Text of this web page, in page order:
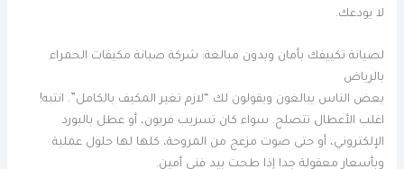
لا يودعك.
لصيانة تكييفك بأمان وبدون مبالغة: شركة صيانة مكيفات الحمراء
بالرياض
بعض الناس يبالغون ويقولون لك “لازم تغير المكيف بالكامل”. انتبه!
اغلب الأعطال تتصلح. سواء كان تسريب فريون، أو عطل بالبورد
الإلكتروني، أو حتى صوت مزعج من المروحة، كلها لها حلول عملية
وبأسعار معقولة جدا إذا طحت بيد فني أمين.